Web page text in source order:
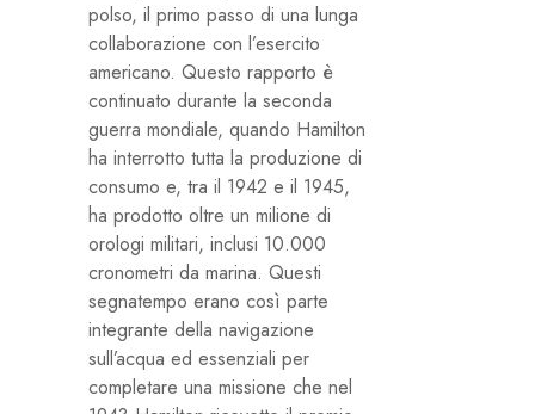
polso, il primo passo di una lunga
collaborazione con l’esercito
americano. Questo rapporto è
continuato durante la seconda
guerra mondiale, quando Hamilton
ha interrotto tutta la produzione di
consumo e, tra il 1942 e il 1945,
ha prodotto oltre un milione di
orologi militari, inclusi 10.000
cronometri da marina. Questi
segnatempo erano così parte
integrante della navigazione
sull’acqua ed essenziali per
completare una missione che nel